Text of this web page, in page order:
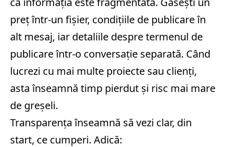
preț într-un fișier, condițiile de publicare în
alt mesaj, iar detaliile despre termenul de
publicare într-o conversație separată. Când
lucrezi cu mai multe proiecte sau clienți,
asta înseamnă timp pierdut și risc mai mare
de greșeli.
Transparența înseamnă să vezi clar, din
start, ce cumperi. Adică: